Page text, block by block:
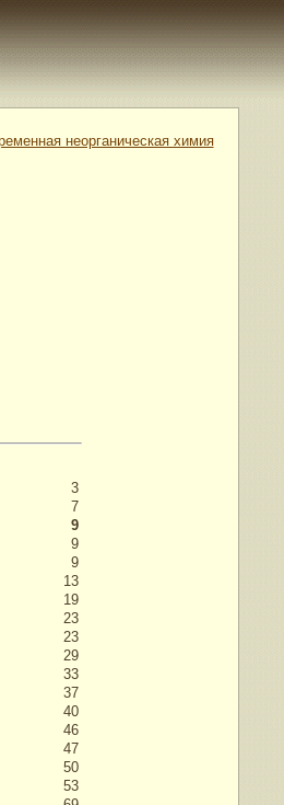
неорганическая химия
3
7
9
9
9
13
19
23
23
29
33
37
40
46
47
50
53